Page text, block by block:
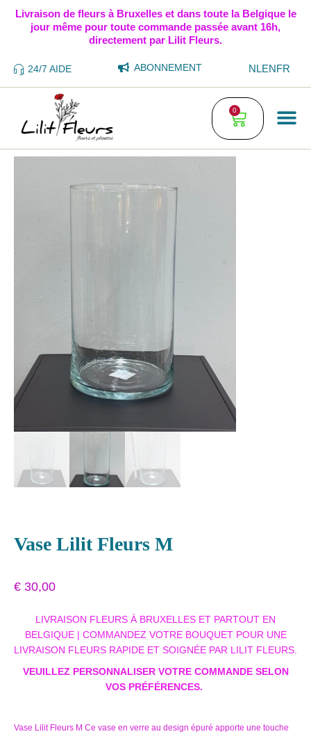
Livraison de fleurs à Bruxelles et dans toute la Belgique le
jour même pour toute commande passée avant 16h,
directement par Lilit Fleurs.
24/7 AIDE ABONNEMENT NLENFR
0
Vase Lilit Fleurs M
€ 30,00
LIVRAISON FLEURS À BRUXELLES ET PARTOUT EN
BELGIQUE | COMMANDEZ VOTRE BOUQUET POUR UNE
LIVRAISON FLEURS RAPIDE ET SOIGNÉE PAR LILIT FLEURS.
VEUILLEZ PERSONNALISER VOTRE COMMANDE SELON
VOS PRÉFÉRENCES.
Vase Lilit Fleurs M Ce vase en verre au design épuré apporte une touche